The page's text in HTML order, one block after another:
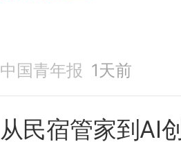
中国青年报 1天前
从民宿管家到AI